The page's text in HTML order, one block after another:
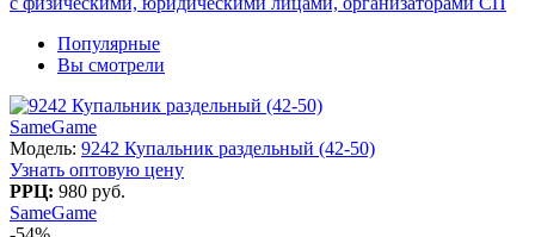
Популярные
Вы смотрели
SameGame
Модель: 9242 Купальник раздельный (42-50)
Узнать оптовую цену
РРЦ: 980 руб.
SameGame